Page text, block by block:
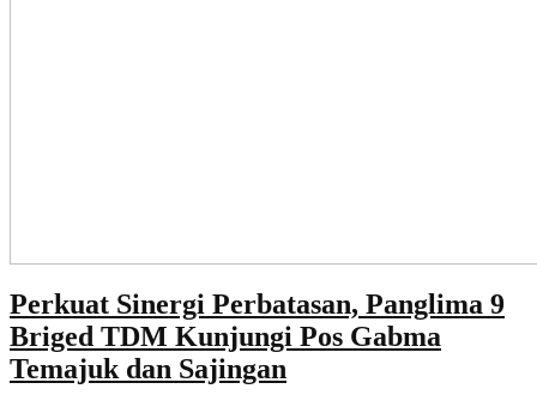
Perkuat Sinergi Perbatasan, Panglima 9
Briged TDM Kunjungi Pos Gabma
Temajuk dan Sajingan